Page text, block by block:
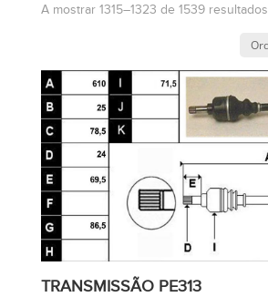
A mostrar 1315–1323 de 1539 resultados
TRANSMISSÃO PE313